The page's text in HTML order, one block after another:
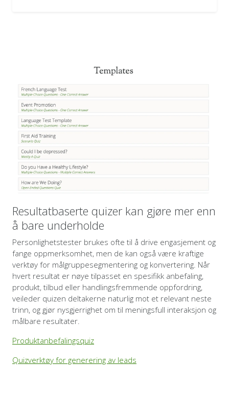
Resultatbaserte quizer kan gjøre mer enn
å bare underholde
Personlighetstester brukes ofte til å drive engasjement og
fange oppmerksomhet, men de kan også være kraftige
verktøy for målgruppesegmentering og konvertering. Når
hvert resultat er nøye tilpasset en spesifikk anbefaling,
produkt, tilbud eller handlingsfremmende oppfordring,
veileder quizen deltakerne naturlig mot et relevant neste
trinn, og gjør nysgjerrighet om til meningsfull interaksjon og
målbare resultater.
Produktanbefalingsquiz
Quizverktøy for generering av leads